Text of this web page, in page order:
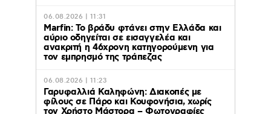
06.08.2026 | 11:31
Marfin: Το βράδυ φτάνει στην Ελλάδα και
αύριο οδηγείται σε εισαγγελέα και
ανακριτή η 46χρονη κατηγορούμενη για
τον εμπρησμό της τράπεζας
06.08.2026 | 11:23
Γαρυφαλλιά Καληφώνη: Διακοπές με
φίλους σε Πάρο και Κουφονήσια, χωρίς
τον Χρήστο Μάστορα – Φωτογραφίες